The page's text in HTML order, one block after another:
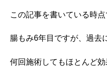
この記事を書いている時点
腸もみ6年目ですが、過去
何回施術してもほとんど